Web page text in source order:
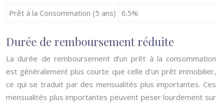
Prêt à la Consommation (5 ans) 6.5%
Durée de remboursement réduite
La durée de remboursement d’un prêt à la consommation
est généralement plus courte que celle d’un prêt immobilier,
ce qui se traduit par des mensualités plus importantes. Ces
mensualités plus importantes peuvent peser lourdement sur